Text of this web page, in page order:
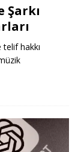
Şarkı
hakkı